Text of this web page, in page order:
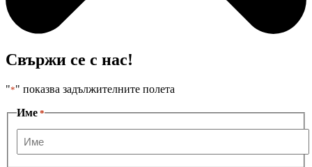
Свържи се с нас!
"*" показва задължителните полета
Име *